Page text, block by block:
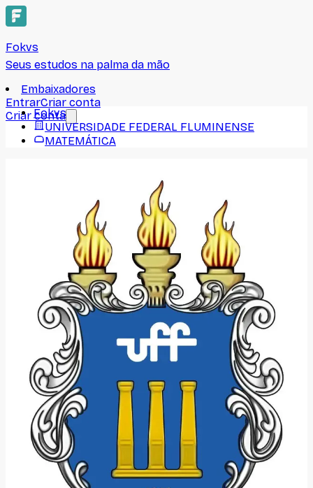
Fokvs
Seus estudos na palma da mão
Embaixadores
EntrarCriar conta
Criar conta
Fokvs
UNIVERSIDADE FEDERAL FLUMINENSE
MATEMÁTICA